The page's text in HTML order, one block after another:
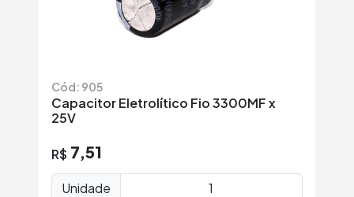
Cód: 905
Capacitor Eletrolítico Fio 3300MF x
25V
R$ 7,51
Unidade